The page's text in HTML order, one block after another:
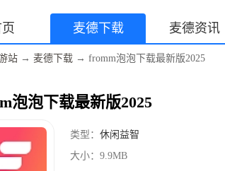
麦德下载 麦德资讯
站 → 麦德下载 → fromm泡泡下载最新版2025
泡泡下载最新版2025
类型： 休闲益智
大小： 9.9MB